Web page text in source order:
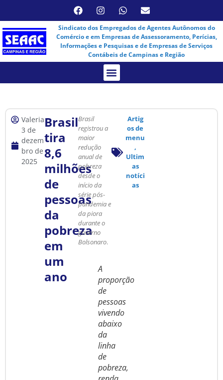
Sindicato dos Empregados de Agentes Autônomos do
Comércio e em Empresas de Assessoramento, Perícias,
Informações e Pesquisas e de Empresas de Serviços
Contábeis de Campinas e Região
Valeria
3 de
dezem
bro de
2025
Brasil
tira
8,6
milhões
de
pessoas
da
pobreza
em
um
ano
Brasil
registrou a
maior
redução
anual de
pobreza
desde o
início da
série pós-
pandemia e
da piora
durante o
governo
Bolsonaro.
A
proporção
de
pessoas
vivendo
abaixo
da
linha
de
pobreza,
Artig
os de
menu
,
Ultim
as
notíci
as